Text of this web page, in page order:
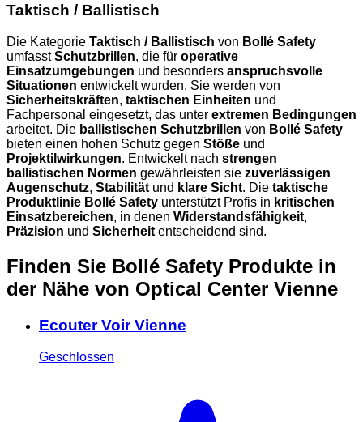
Taktisch / Ballistisch
Die Kategorie Taktisch / Ballistisch von Bollé Safety
umfasstSchutzbrillen, die für operative
Einsatzumgebungen und besonders anspruchsvolle
Situationen entwickelt wurden. Sie werden von
Sicherheitskräften, taktischen Einheiten und
Fachpersonal eingesetzt, das unter extremen Bedingungen
arbeitet. Die ballistischen Schutzbrillen von Bollé Safety
bieten einen hohen Schutz gegen Stöße und
Projektilwirkungen. Entwickelt nach strengen
ballistischen Normen gewährleisten sie zuverlässigen
Augenschutz, Stabilität und klare Sicht. Die taktische
Produktlinie Bollé Safety unterstützt Profis in kritischen
Einsatzbereichen, in denen Widerstandsfähigkeit,
Präzision und Sicherheit entscheidend sind.
Finden Sie Bollé Safety Produkte in
der Nähe von Optical Center Vienne
Ecouter Voir Vienne
Geschlossen